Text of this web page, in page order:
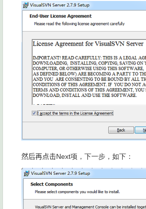
然后再点击Next项，下一步，如下：